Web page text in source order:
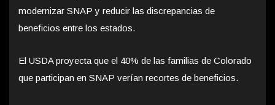
modernizar SNAP y reducir las discrepancias de
beneficios entre los estados.
El USDA proyecta que el 40% de las familias de Colorado
que participan en SNAP verían recortes de beneficios.